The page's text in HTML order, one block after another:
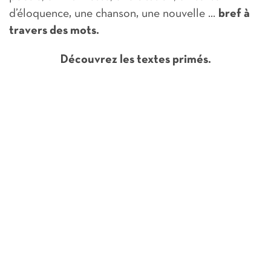
d’éloquence, une chanson, une nouvelle … bref à
travers des mots.
Découvrez les textes primés.